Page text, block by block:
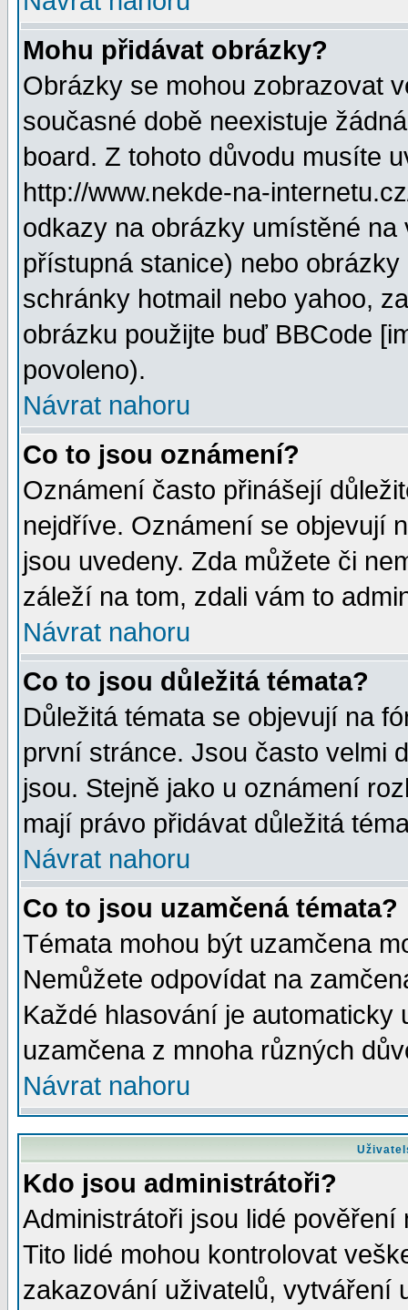
Mohu přidávat obrázky?
Obrázky se mohou zobrazovat
současné době neexistuje
board. Z tohoto důvodu musíte
http://www.nekde-na-
odkazy na obrázky umístěné
přístupná stanice) nebo
schránky hotmail nebo yahoo,
obrázku použijte buď BBCode
povoleno).
Návrat nahoru
Co to jsou oznámení?
Oznámení často přinášejí
nejdříve. Oznámení se objevují
jsou uvedeny. Zda můžete či
záleží na tom, zdali vám to
Návrat nahoru
Co to jsou důležitá témata?
Důležitá témata se objevují na
první stránce. Jsou často velmi
jsou. Stejně jako u oznámení
mají právo přidávat důležitá
Návrat nahoru
Co to jsou uzamčená témata?
Témata mohou být uzamčena
Nemůžete odpovídat na
Každé hlasování je automaticky
uzamčena z mnoha různých
Návrat nahoru
Kdo jsou administrátoři?
Administrátoři jsou lidé
Tito lidé mohou kontrolovat
zakazování uživatelů, vytváření